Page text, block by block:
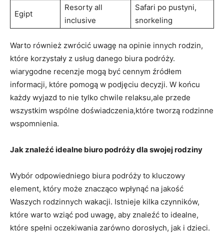
Egipt
Resorty all⁣
inclusive
Safari po pustyni,
snorkeling
Warto również‍ zwrócić ⁣uwagę na ⁤opinie innych rodzin,
które⁣ korzystały z usług danego biura podróży.
wiarygodne recenzje mogą być cennym ⁢źródłem
informacji, które pomogą w podjęciu ⁣decyzji. W​ końcu
każdy wyjazd to nie tylko chwile relaksu,ale ⁣przede
wszystkim⁢ wspólne doświadczenia,które tworzą​ rodzinne
‍wspomnienia.
Jak‍ znaleźć idealne biuro podróży dla swojej rodziny
Wybór odpowiedniego biura​ podróży to kluczowy
element,⁣ który może znacząco wpłynąć na jakość
Waszych rodzinnych ​wakacji. Istnieje kilka czynników,
które warto wziąć pod uwagę, aby ⁣znaleźć to idealne,
które ⁤spełni oczekiwania zarówno ⁤dorosłych,⁣ jak i‌ dzieci.